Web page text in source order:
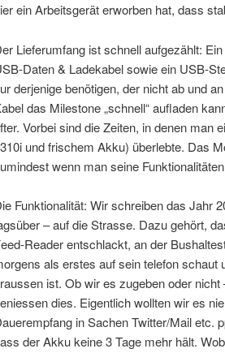
ein Arbeitsgerät erworben hat, dass
Lieferumfang ist schnell aufgezählt:
Daten & Ladekabel sowie ein USB-
derjenige benötigen, der nicht ab und
das Milestone „schnell“ aufladen
Vorbei sind die Zeiten, in denen man
und frischem Akku) überlebte. Das
wenn man seine
Funktionalität: Wir schreiben das Jahr
– auf die Strasse. Dazu gehört,
Reader entschlackt, an der
als erstes auf sein telefon
ist. Ob wir es zugeben oder
dies. Eigentlich wollten wir es
in Sachen Twitter/Mail etc.
der Akku keine 3 Tage mehr hält.